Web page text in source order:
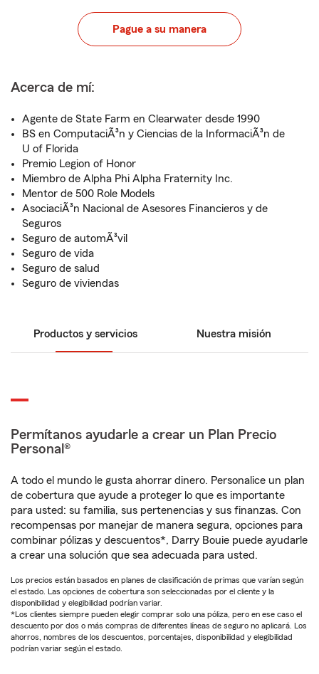
Pague a su manera
Acerca de mí:
Agente de State Farm en Clearwater desde 1990
BS en ComputaciÃ³n y Ciencias de la InformaciÃ³n de
U of Florida
Premio Legion of Honor
Miembro de Alpha Phi Alpha Fraternity Inc.
Mentor de 500 Role Models
AsociaciÃ³n Nacional de Asesores Financieros y de
Seguros
Seguro de automÃ³vil
Seguro de vida
Seguro de salud
Seguro de viviendas
Productos y servicios Nuestra misión
Permítanos ayudarle a crear un Plan Precio
Personal®
A todo el mundo le gusta ahorrar dinero. Personalice un plan
de cobertura que ayude a proteger lo que es importante
para usted: su familia, sus pertenencias y sus finanzas. Con
recompensas por manejar de manera segura, opciones para
combinar pólizas y descuentos*, Darry Bouie puede ayudarle
a crear una solución que sea adecuada para usted.
Los precios están basados en planes de clasificación de primas que varían según
el estado. Las opciones de cobertura son seleccionadas por el cliente y la
disponibilidad y elegibilidad podrían variar.
*Los clientes siempre pueden elegir comprar solo una póliza, pero en ese caso el
descuento por dos o más compras de diferentes líneas de seguro no aplicará. Los
ahorros, nombres de los descuentos, porcentajes, disponibilidad y elegibilidad
podrían variar según el estado.